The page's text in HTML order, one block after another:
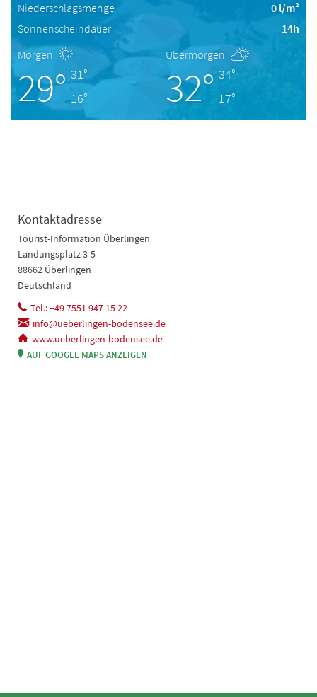
Niederschlagsmenge
0 l/m²
Sonnenscheindauer
14h
Morgen
29° 31°
16°
Übermorgen
32° 34°
17°
Kontaktadresse
Tourist-Information Überlingen
Landungsplatz 3-5
88662 Überlingen
Deutschland
Tel.: +49 7551 947 15 22
info@ueberlingen-bodensee.de
www.ueberlingen-bodensee.de
AUF GOOGLE MAPS ANZEIGEN